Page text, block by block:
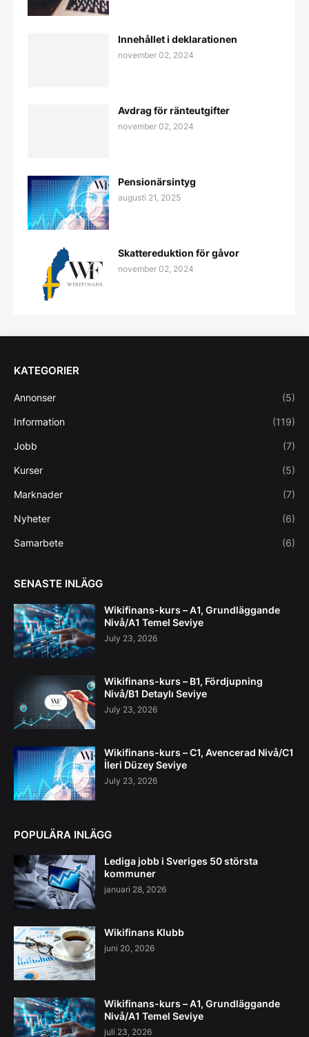
Innehållet i deklarationen
november 02, 2024
Avdrag för ränteutgifter
november 02, 2024
Pensionärsintyg
augusti 21, 2025
Skattereduktion för gåvor
november 02, 2024
KATEGORIER
Annonser (5)
Information (119)
Jobb (7)
Kurser (5)
Marknader (7)
Nyheter (6)
Samarbete (6)
SENASTE INLÄGG
Wikifinans-kurs – A1, Grundläggande
Nivå/A1 Temel Seviye
July 23, 2026
Wikifinans-kurs – B1, Fördjupning
Nivå/B1 Detaylı Seviye
July 23, 2026
Wikifinans-kurs – C1, Avencerad Nivå/C1
İleri Düzey Seviye
July 23, 2026
POPULÄRA INLÄGG
Lediga jobb i Sveriges 50 största
kommuner
januari 28, 2026
Wikifinans Klubb
juni 20, 2026
Wikifinans-kurs – A1, Grundläggande
Nivå/A1 Temel Seviye
juli 23, 2026